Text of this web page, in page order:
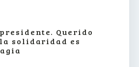
Querido
solidaridad es